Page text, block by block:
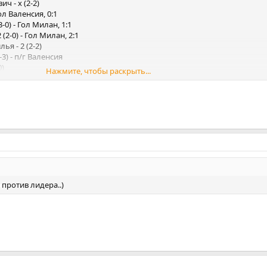
- х (2-2)
Валенсия, 0:1
0) - Гол Милан, 1:1
0) - Гол Милан, 2:1
- 2 (2-2)
- п/г Валенсия
Нажмите, чтобы раскрыть...
лидера..)